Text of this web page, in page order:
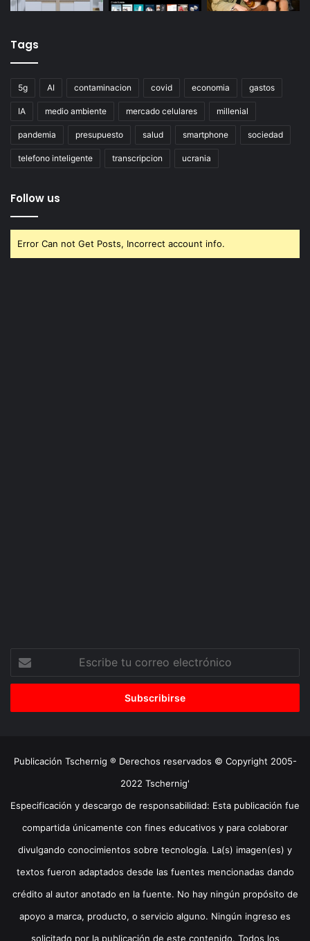
Tags
5g AI contaminacion covid economia gastos
IA medio ambiente mercado celulares millenial
pandemia presupuesto salud smartphone sociedad
telefono inteligente transcripcion ucrania
Follow us
Error Can not Get Posts, Incorrect account info.
correo
Publicación Tschernig ® Derechos reservados © Copyright 2005-
2022 Tschernig'
Especificación y descargo de responsabilidad: Esta publicación fue
compartida únicamente con fines educativos y para colaborar
divulgando conocimientos sobre tecnología. La(s) imagen(es) y
textos fueron adaptados desde las fuentes mencionadas dando
crédito al autor anotado en la fuente. No hay ningún propósito de
apoyo a marca, producto, o servicio alguno. Ningún ingreso es
solicitado por la publicación de este contenido. Todos los